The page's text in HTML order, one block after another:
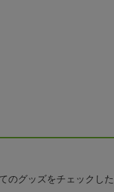
のグッズをチェックし